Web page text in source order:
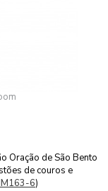
Oração de São Bento
de couros e
6)